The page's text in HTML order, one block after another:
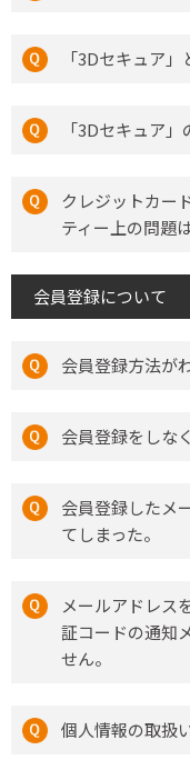
「3Dセキュア
「3Dセキュア
クレジットカー
ティー上の問題
会員登録について
会員登録方法が
会員登録をしな
会員登録したメ
てしまった。
メールアドレス
証コードの通知
せん。
個人情報の取扱